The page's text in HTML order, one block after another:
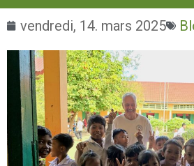
vendredi, 14. mars 2025